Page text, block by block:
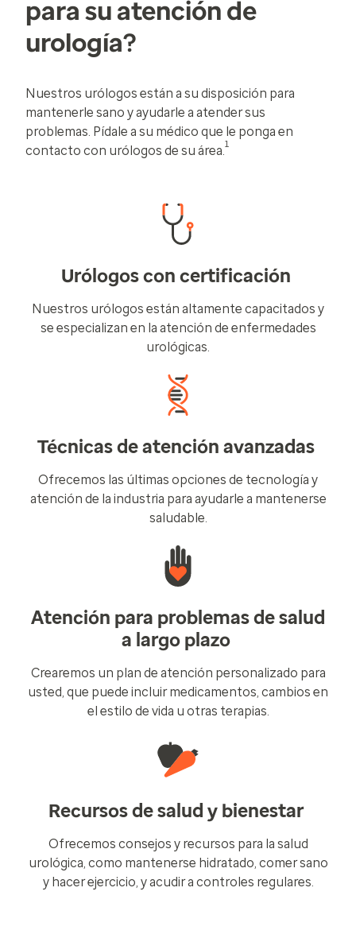
para su atención de
urología?
Nuestros urólogos están a su disposición para
mantenerle sano y ayudarle a atender sus
problemas. Pídale a su médico que le ponga en
contacto con urólogos de su área.1
Urólogos con certificación
Nuestros urólogos están altamente capacitados y
se especializan en la atención de enfermedades
urológicas.
Técnicas de atención avanzadas
Ofrecemos las últimas opciones de tecnología y
atención de la industria para ayudarle a mantenerse
saludable.
Atención para problemas de salud
a largo plazo
Crearemos un plan de atención personalizado para
usted, que puede incluir medicamentos, cambios en
el estilo de vida u otras terapias.
Recursos de salud y bienestar
Ofrecemos consejos y recursos para la salud
urológica, como mantenerse hidratado, comer sano
y hacer ejercicio, y acudir a controles regulares.